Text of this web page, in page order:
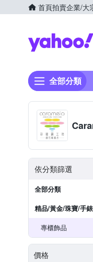
首頁拍賣企業/大
全部分類
依分類篩選
全部分類
精品/黃金/珠寶/手錶
專櫃飾品
價格